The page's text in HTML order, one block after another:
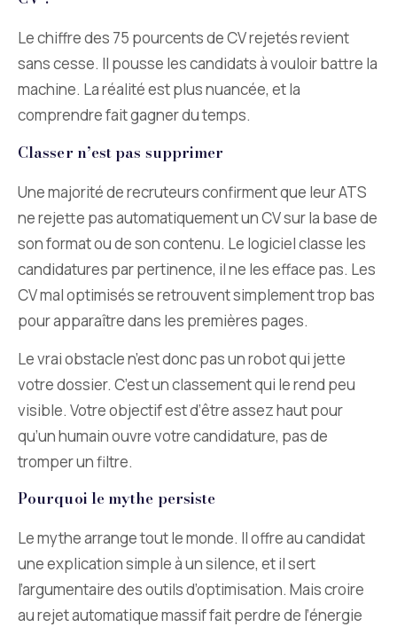
Le chiffre des 75 pourcents de CV rejetés revient
sans cesse. Il pousse les candidats à vouloir battre la
machine. La réalité est plus nuancée, et la
comprendre fait gagner du temps.
Classer n’est pas supprimer
Une majorité de recruteurs confirment que leur ATS
ne rejette pas automatiquement un CV sur la base de
son format ou de son contenu. Le logiciel classe les
candidatures par pertinence, il ne les efface pas. Les
CV mal optimisés se retrouvent simplement trop bas
pour apparaître dans les premières pages.
Le vrai obstacle n’est donc pas un robot qui jette
votre dossier. C’est un classement qui le rend peu
visible. Votre objectif est d’être assez haut pour
qu’un humain ouvre votre candidature, pas de
tromper un filtre.
Pourquoi le mythe persiste
Le mythe arrange tout le monde. Il offre au candidat
une explication simple à un silence, et il sert
l’argumentaire des outils d’optimisation. Mais croire
au rejet automatique massif fait perdre de l’énergie